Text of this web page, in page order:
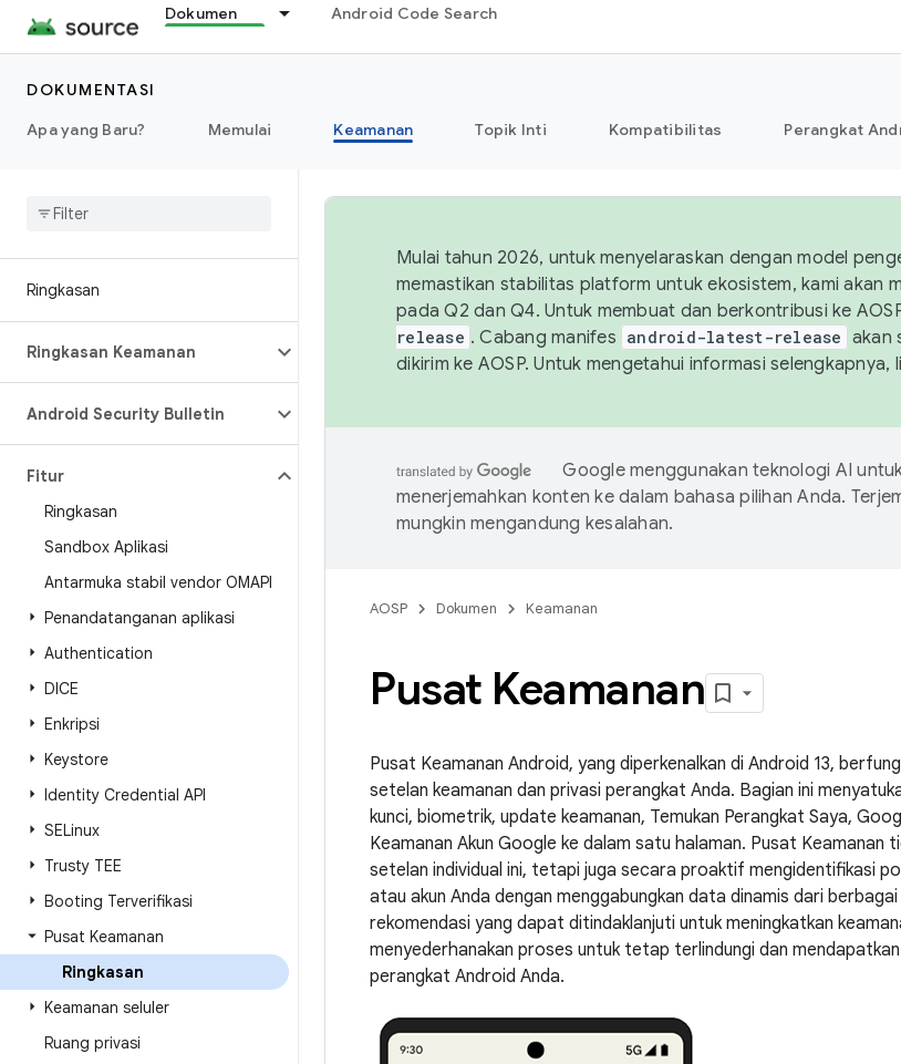
Dokumen Android Code Search
DOKUMENTASI
Apa yang Baru?
Memulai Keamanan Topik Inti Kompatibilitas Perangkat
Ringkasan
Ringkasan Keamanan
Android Security Bulletin
Fitur
Ringkasan
Sandbox Aplikasi
Antarmuka stabil vendor OMAPI
Penandatanganan aplikasi
Authentication
DICE
Enkripsi
Keystore
Identity Credential API
SELinux
Trusty TEE
Booting Terverifikasi
Pusat Keamanan
Ringkasan
Keamanan seluler
Ruang privasi
Mulai tahun 2026, untuk menyelaraskan dengan model
memastikan stabilitas platform untuk ekosistem, kami akan
pada Q2 dan Q4. Untuk membuat dan berkontribusi ke
release . Cabang manifes android-latest-release akan
dikirim ke AOSP. Untuk mengetahui informasi selengkapnya,
Google menggunakan teknologi AI
menerjemahkan konten ke dalam bahasa pilihan Anda.
mungkin mengandung kesalahan.
AOSP Dokumen Keamanan
Pusat Keamanan
Pusat Keamanan Android, yang diperkenalkan di Android 13,
setelan keamanan dan privasi perangkat Anda. Bagian ini
kunci, biometrik, update keamanan, Temukan Perangkat Saya,
Keamanan Akun Google ke dalam satu halaman. Pusat Keamanan
setelan individual ini, tetapi juga secara proaktif mengidentifikasi
atau akun Anda dengan menggabungkan data dinamis dari
rekomendasi yang dapat ditindaklanjuti untuk meningkatkan
menyederhanakan proses untuk tetap terlindungi dan
perangkat Android Anda.